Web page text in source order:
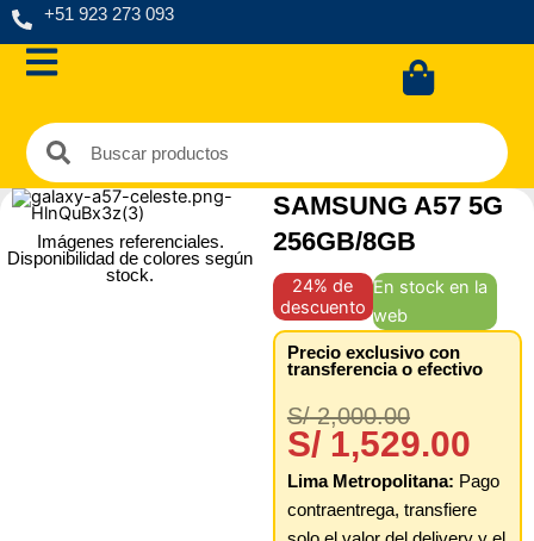
al
contenido
+51 923 273 093
Buscar
Imágenes referenciales.
Disponibilidad de colores según
stock.
SAMSUNG A57 5G
256GB/8GB
24% de
descuento
En stock en la
web
Precio exclusivo con
transferencia o efectivo
S/2,000.00
precio
original
era:
S/
S/1,529.00
es:
S/
Lima Metropolitana: Pago
contraentrega, transfiere